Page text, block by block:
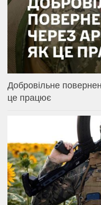
Добровільне
це працює